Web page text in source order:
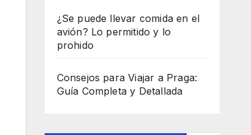
¿Se puede llevar comida en el
avión? Lo permitido y lo
prohido
Consejos para Viajar a Praga:
Guía Completa y Detallada